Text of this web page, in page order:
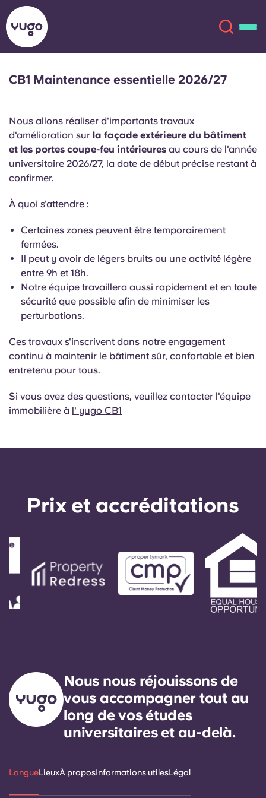
Lieux
Plus
English (US)
Chinese
Català
French
Sélectionnez un pays
Sélectionnez une ville
Choisissez une résidence
Se connecter
Réservez maintenant
English (US)
Chinese
Portuguese
CB1 Maintenance essentielle 2026/27
Nous allons réaliser d'importants travaux
d'amélioration sur la façade extérieure du bâtiment
et les portes coupe-feu intérieures au cours de l'année
universitaire 2026/27, la date de début précise restant à
confirmer.
À quoi s'attendre :
Certaines zones peuvent être temporairement
fermées.
Il peut y avoir de légers bruits ou une activité légère
entre 9h et 18h.
Notre équipe travaillera aussi rapidement et en toute
sécurité que possible afin de minimiser les
perturbations.
Ces travaux s'inscrivent dans notre engagement
continu à maintenir le bâtiment sûr, confortable et bien
entretenu pour tous.
Si vous avez des questions, veuillez contacter l'équipe
immobilière à l' yugo CB1
Prix ​​et accréditations
Nous nous réjouissons de
vous accompagner tout au
long de vos études
universitaires et au-delà.
LangueLieuxÀ proposInformations utilesLégal